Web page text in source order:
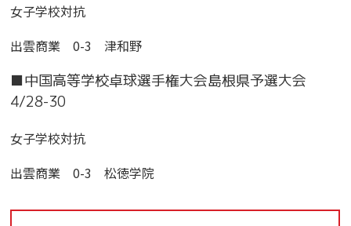
女子学校対抗
出雲商業 0-3 津和野
■中国高等学校卓球選手権大会島根県予選大会
4/28-30
女子学校対抗
出雲商業 0-3 松徳学院